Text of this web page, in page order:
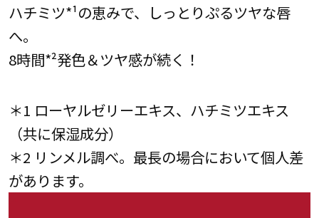
ハチミツ*¹の恵みで、しっとりぷるツヤな唇
へ。
8時間*²発色＆ツヤ感が続く！
＊1 ローヤルゼリーエキス、ハチミツエキス
（共に保湿成分）
＊2 リンメル調べ。最長の場合において個人差
があります。